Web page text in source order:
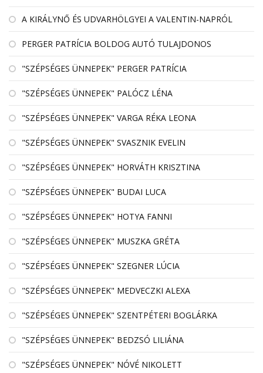
A KIRÁLYNŐ ÉS UDVARHÖLGYEI A VALENTIN-NAPRÓL
PERGER PATRÍCIA BOLDOG AUTÓ TULAJDONOS
"SZÉPSÉGES ÜNNEPEK" PERGER PATRÍCIA
"SZÉPSÉGES ÜNNEPEK" PALÓCZ LÉNA
"SZÉPSÉGES ÜNNEPEK" VARGA RÉKA LEONA
"SZÉPSÉGES ÜNNEPEK" SVASZNIK EVELIN
"SZÉPSÉGES ÜNNEPEK" HORVÁTH KRISZTINA
"SZÉPSÉGES ÜNNEPEK" BUDAI LUCA
"SZÉPSÉGES ÜNNEPEK" HOTYA FANNI
"SZÉPSÉGES ÜNNEPEK" MUSZKA GRÉTA
"SZÉPSÉGES ÜNNEPEK" SZEGNER LÚCIA
"SZÉPSÉGES ÜNNEPEK" MEDVECZKI ALEXA
"SZÉPSÉGES ÜNNEPEK" SZENTPÉTERI BOGLÁRKA
"SZÉPSÉGES ÜNNEPEK" BEDZSÓ LILIÁNA
"SZÉPSÉGES ÜNNEPEK" NÓVÉ NIKOLETT